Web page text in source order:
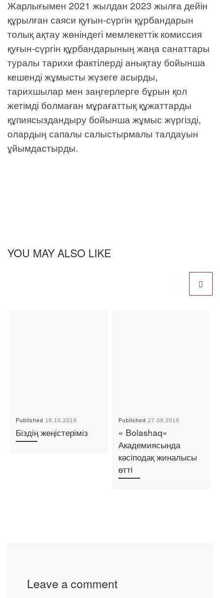
Жарлығымен 2021 жылдан 2023 жылға дейін
құрылған саяси қуғын-сүргін құрбандарын
толық ақтау жөніндегі мемлекеттік комиссия
қуғын-сүргін құрбандарының жаңа санаттары
туралы тарихи фактілерді анықтау бойынша
кешенді жұмысты жүзеге асырды,
тарихшылар мен заңгерлерге бұрын қол
жетімді болмаған мұрағаттық құжаттарды
құпиясыздандыру бойынша жұмыс жүргізді,
олардың сапалы салыстырмалы талдауын
ұйымдастырды.
YOU MAY ALSO LIKE
Published 18.10.2019
Біздің жеңістеріміз
Published27.09.2019
« Bolashaq»
Академиясында
кәсіподақ жиналысы
өтті
Leave a comment